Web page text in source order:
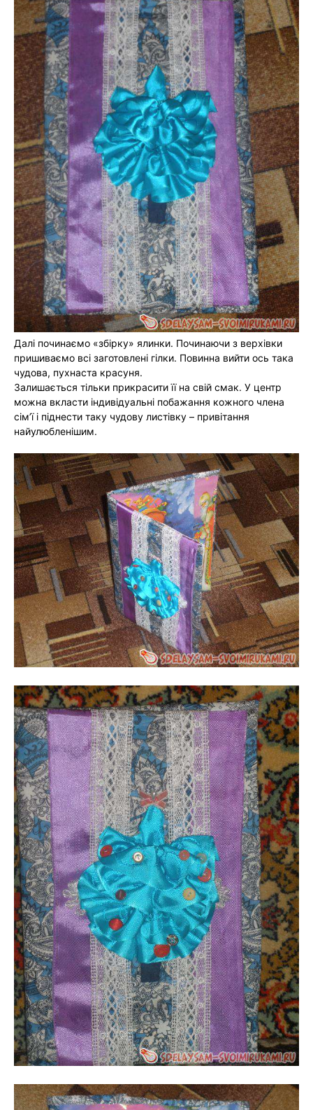
Далі починаємо «збірку» ялинки. Починаючи з верхівки
пришиваємо всі заготовлені гілки. Повинна вийти ось така
чудова, пухнаста красуня.
Залишається тільки прикрасити її на свій смак. У центр
можна вкласти індивідуальні побажання кожного члена
сім’ї і піднести таку чудову листівку – привітання
найулюбленішим.